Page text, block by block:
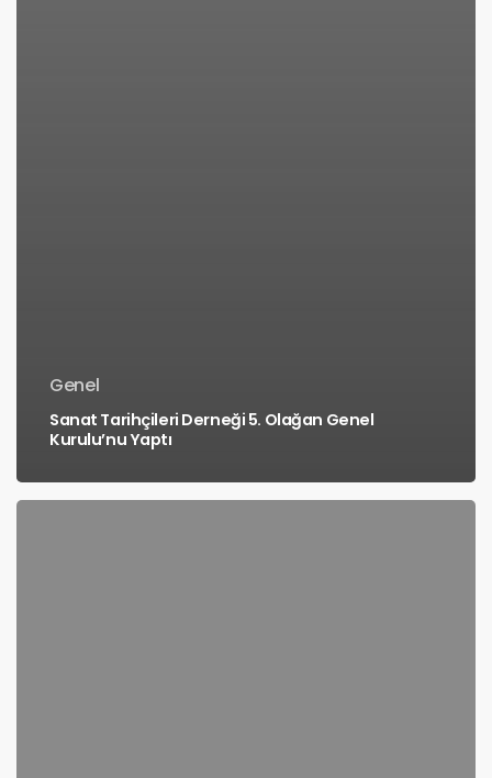
Genel
Sanat Tarihçileri Derneği 5. Olağan Genel
Kurulu’nu Yaptı